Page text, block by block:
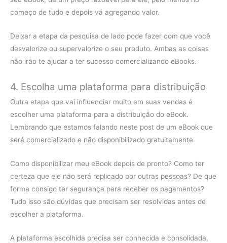
começo de tudo e depois vá agregando valor.
Deixar a etapa da pesquisa de lado pode fazer com que você
desvalorize ou supervalorize o seu produto. Ambas as coisas
não irão te ajudar a ter sucesso comercializando eBooks.
4. Escolha uma plataforma para distribuição
Outra etapa que vai influenciar muito em suas vendas é
escolher uma plataforma para a distribuição do eBook.
Lembrando que estamos falando neste post de um eBook que
será comercializado e não disponibilizado gratuitamente.
Como disponibilizar meu eBook depois de pronto? Como ter
certeza que ele não será replicado por outras pessoas? De que
forma consigo ter segurança para receber os pagamentos?
Tudo isso são dúvidas que precisam ser resolvidas antes de
escolher a plataforma.
A plataforma escolhida precisa ser conhecida e consolidada,